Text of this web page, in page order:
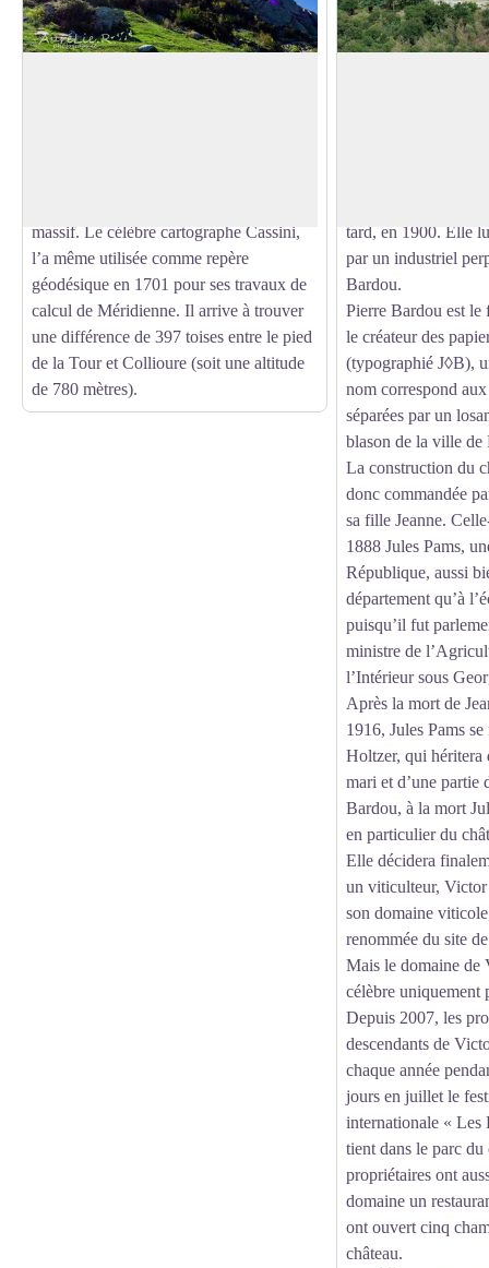
massif. Le célèbre cartographe Cassini,
l’a même utilisée comme repère
géodésique en 1701 pour ses travaux de
calcul de Méridienne. Il arrive à trouver
une différence de 397 toises entre le pied
de la Tour et Collioure (soit une altitude
de 780 mètres).
tard, en 1900. Elle
par un industriel
Bardou.
Pierre Bardou est le
le créateur des
(typographié J◊B),
nom correspond
séparées par un
blason de la ville de
La construction du
donc commandée
sa fille Jeanne.
1888 Jules Pams,
République, aussi
département qu’à
puisqu’il fut
ministre de
l’Intérieur sous
Après la mort de
1916, Jules Pams
Holtzer, qui héritera
mari et d’une partie
Bardou, à la mort
en particulier du
Elle décidera
un viticulteur,
son domaine
renommée du site
Mais le domaine de
célèbre
Depuis 2007, les
descendants de
chaque année
jours en juillet le
internationale « Les
tient dans le parc du
propriétaires ont
domaine un
ont ouvert cinq
château.